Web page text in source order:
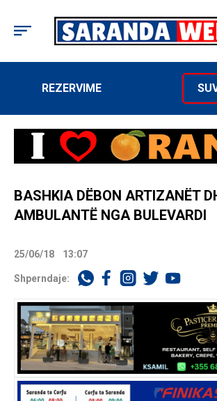
REZERVIME
BASHKIA DËBON ARTIZANËT
AMBULANTË NGA BULEVARDI
25/06/18 13:07
Shperndaje: